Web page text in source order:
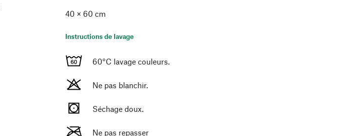
40 × 60 cm
Instructions de lavage
60°C lavage couleurs.
Ne pas blanchir.
Séchage doux.
Ne pas repasser